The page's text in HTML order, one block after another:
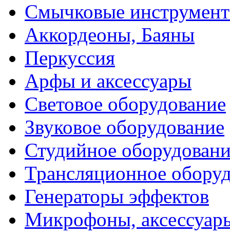
Смычковые
Аккордеоны, Баяны
Перкуссия
Арфы и аксессуары
Световое оборудование
Звуковое оборудование
Студийное
Трансляционное
Генераторы эффектов
Микрофоны,